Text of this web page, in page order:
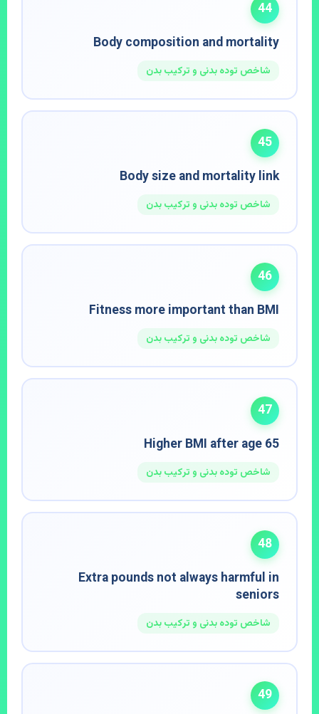
44
Body composition and mortality
شاخص توده بدنی و ترکیب بدن
45
Body size and mortality link
شاخص توده بدنی و ترکیب بدن
46
Fitness more important than BMI
شاخص توده بدنی و ترکیب بدن
47
Higher BMI after age 65
شاخص توده بدنی و ترکیب بدن
48
Extra pounds not always harmful in
seniors
شاخص توده بدنی و ترکیب بدن
49